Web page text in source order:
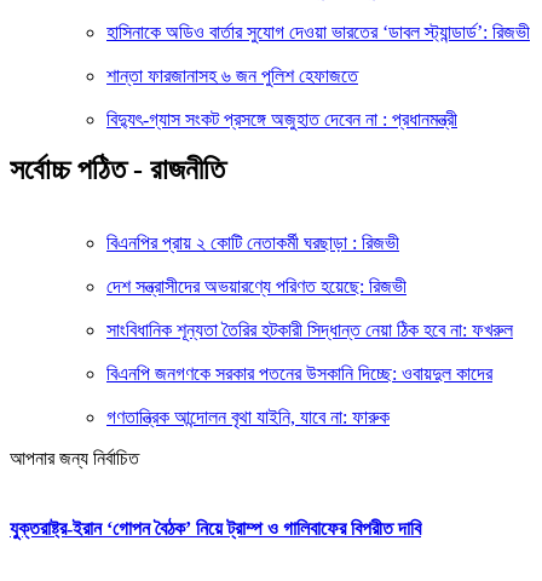
হাসিনাকে অডিও বার্তার সুযোগ দেওয়া ভারতের ‘ডাবল স্ট্যান্ডার্ড’: রিজভী
শান্তা ফারজানাসহ ৬ জন পুলিশ হেফাজতে
বিদ্যুৎ-গ্যাস সংকট প্রসঙ্গে অজুহাত দেবেন না : প্রধানমন্ত্রী
সর্বোচ্চ পঠিত - রাজনীতি
বিএনপির প্রায় ২ কোটি নেতাকর্মী ঘরছাড়া : রিজভী
দেশ সন্ত্রাসীদের অভয়ারণ্যে পরিণত হয়েছে: রিজভী
সাংবিধানিক শূন্যতা তৈরির হটকারী সিদ্ধান্ত নেয়া ঠিক হবে না: ফখরুল
বিএনপি জনগণকে সরকার পতনের উসকানি দিচ্ছে: ওবায়দুল কাদের
গণতান্ত্রিক আন্দোলন বৃথা যাইনি, যাবে না: ফারুক
আপনার জন্য নির্বাচিত
যুক্তরাষ্ট্র-ইরান ‘গোপন বৈঠক’ নিয়ে ট্রাম্প ও গালিবাফের বিপরীত দাবি